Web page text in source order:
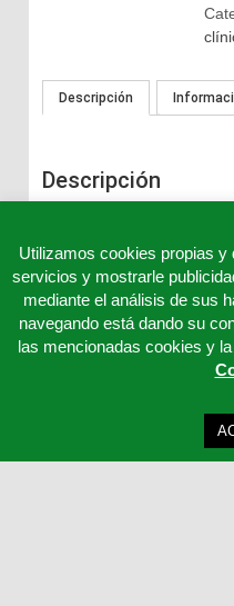
Descripción
Descripción
Utilizamos cookies propias y
servicios y mostrarle
mediante el análisis de sus
navegando está dando su
las mencionadas cookies y